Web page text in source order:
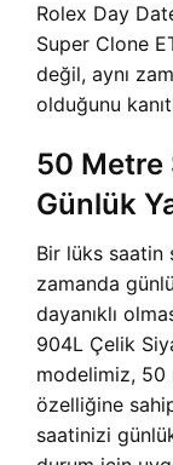
Rolex Day
Super Clone
değil, aynı
olduğunu
50 Metre
Günlük
Bir lüks saatin
zamanda
dayanıklı
904L Çelik
modelimiz, 50
özelliğine
saatinizi